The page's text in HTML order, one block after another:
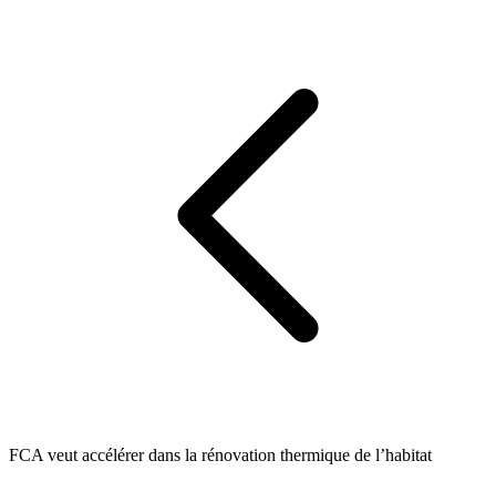
FCA veut accélérer dans la rénovation thermique de l’habitat